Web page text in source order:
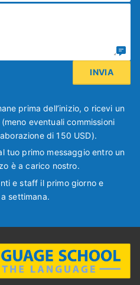
prima dell’inizio, o ricevi un
eventuali commissioni
di 150 USD).
tuo primo messaggio entro un
è a carico nostro.
e staff il primo giorno e
settimana.